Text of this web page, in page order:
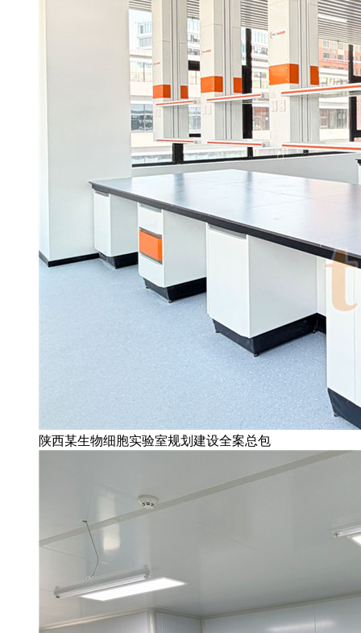
陕西某生物细胞实验室规划建设全案总包